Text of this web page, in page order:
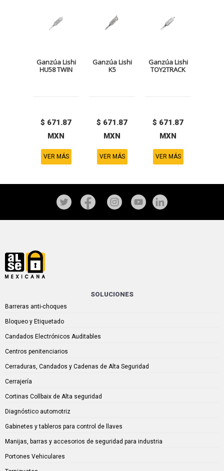
Ganzúa Lishi
HU58 TWIN
$ 671.87
MXN
VER MÁS
Ganzúa Lishi
K5
$ 671.87
MXN
VER MÁS
Ganzúa Lishi
TOY2TRACK
$ 671.87
MXN
VER MÁS
SOLUCIONES
Barreras anti-choques
Bloqueo y Etiquetado
Candados Electrónicos Auditables
Centros penitenciarios
Cerraduras, Candados y Cadenas de Alta Seguridad
Cerrajería
Cortinas Collbaix de Alta seguridad
Diagnóstico automotriz
Gabinetes y tableros para control de llaves
Manijas, barras y accesorios de seguridad para industria
Portones Vehiculares